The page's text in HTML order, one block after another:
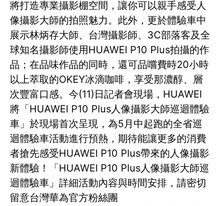
將打造專業攝影棚空間，讓你可以親手感受人
像攝影大師的拍照魅力。此外，更於體驗車中
展示林炳存大師、台灣攝影師、3C部落客及全
球知名攝影師使用HUAWEI P10 Plus拍攝的作
品；在品味作品的同時，還可品嚐費時20小時
以上萃取的OKEY冰滴咖啡，享受那濃醇、層
次豐富口感。今(11)日記者會現場，HUAWEI
將「HUAWEI P10 Plus人像攝影大師巡迴體驗
車」於現場首次呈現，為5月中起跑的全省巡
迴體驗車活動進行預熱，期待能讓更多的消費
者搶先感受HUAWEI P10 Plus帶來的人像攝影
新體驗！「HUAWEI P10 Plus人像攝影大師巡
迴體驗車」詳細活動內容與時間安排，請密切
留意台灣華為官方粉絲團